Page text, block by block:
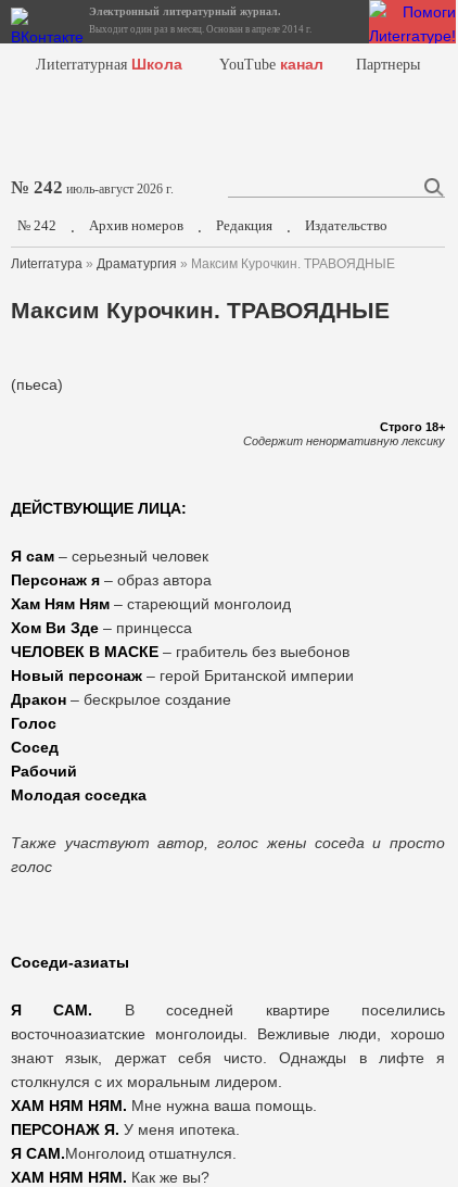
Электронный литературный журнал.
Выходит один раз в месяц. Основан в апреле 2014 г.
Лиterraтурная Школа YouTube канал Партнеры
№ 242 июль-август 2026 г.
№ 242 . Архив номеров . Редакция . Издательство
Лиterraтура » Драматургия » Максим Курочкин. ТРАВОЯДНЫЕ
Максим Курочкин. ТРАВОЯДНЫЕ
(пьеса)
Строго 18+
Содержит ненормативную лексику
ДЕЙСТВУЮЩИЕ ЛИЦА:
Я сам – серьезный человек
Персонаж я – образ автора
Хам Ням Ням – стареющий монголоид
Хом Ви Зде – принцесса
ЧЕЛОВЕК В МАСКЕ – грабитель без выебонов
Новый персонаж – герой Британской империи
Дракон – бескрылое создание
Голос
Сосед
Рабочий
Молодая соседка
Также участвуют автор, голос жены соседа и просто
голос
Соседи-азиаты
Я САМ. В соседней квартире поселились
восточноазиатские монголоиды. Вежливые люди, хорошо
знают язык, держат себя чисто. Однажды в лифте я
столкнулся с их моральным лидером.
ХАМ НЯМ НЯМ. Мне нужна ваша помощь.
ПЕРСОНАЖ Я. У меня ипотека.
Я САМ.Монголоид отшатнулся.
ХАМ НЯМ НЯМ. Как же вы?